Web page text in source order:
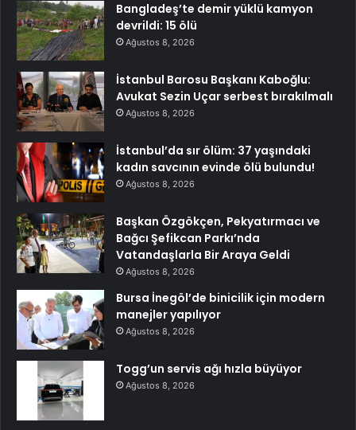
Bangladeş’te demir yüklü kamyon
devrildi: 15 ölü
Ağustos 8, 2026
İstanbul Barosu Başkanı Kaboğlu:
Avukat Sezin Uçar serbest bırakılmalı
Ağustos 8, 2026
İstanbul’da sır ölüm: 37 yaşındaki
kadın savcının evinde ölü bulundu!
Ağustos 8, 2026
Başkan Özgökçen, Pekyatırmacı ve
Bağcı Şefikcan Parkı’nda
Vatandaşlarla Bir Araya Geldi
Ağustos 8, 2026
Bursa İnegöl’de binicilik için modern
manejler yapılıyor
Ağustos 8, 2026
Togg’un servis ağı hızla büyüyor
Ağustos 8, 2026